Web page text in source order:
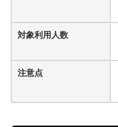
対象利用人数
注意点